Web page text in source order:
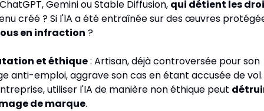
Gemini ou Stable Diffusion, qui détient les
en infraction ?
et éthique : Artisan, déjà controversée pour son
anti-emploi, aggrave son cas en étant accusée de vol.
utiliser l'IA de manière non éthique peut
de marque.